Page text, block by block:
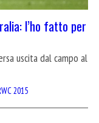
l’ho fatto per
uscita dal campo al
2015